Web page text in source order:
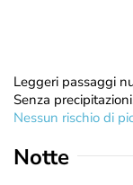
Leggeri passaggi
Senza
Nessun rischio di
Notte